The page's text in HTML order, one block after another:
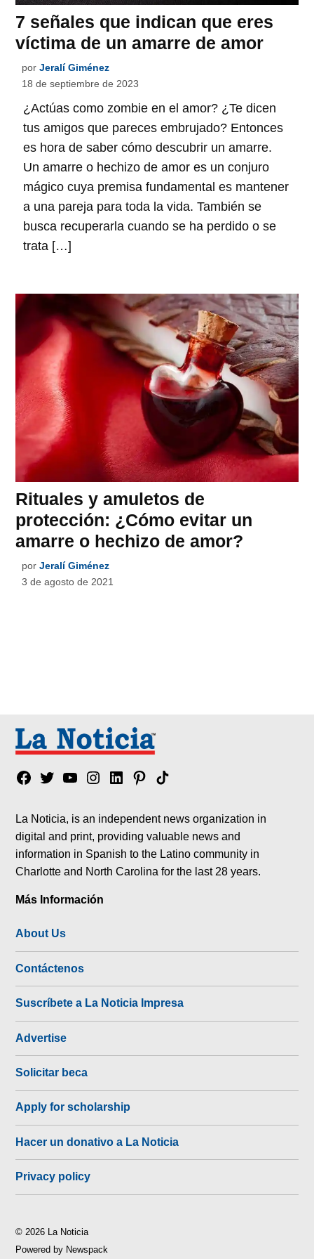
7 señales que indican que eres
víctima de un amarre de amor
por Jeralí Giménez
18 de septiembre de 2023
¿Actúas como zombie en el amor? ¿Te dicen
tus amigos que pareces embrujado? Entonces
es hora de saber cómo descubrir un amarre.
Un amarre o hechizo de amor es un conjuro
mágico cuya premisa fundamental es mantener
a una pareja para toda la vida. También se
busca recuperarla cuando se ha perdido o se
trata […]
Rituales y amuletos de
protección: ¿Cómo evitar un
amarre o hechizo de amor?
por Jeralí Giménez
3 de agosto de 2021
Facebook
TwitterYouTubeInstagram
LinkedinPinterest
Tik
La Noticia, is an independent news organization in
digital and print, providing valuable news and
information in Spanish to the Latino community in
Charlotte and North Carolina for the last 28 years.
Más Información
About Us
Contáctenos
Suscríbete a La Noticia Impresa
Advertise
Solicitar beca
Apply for scholarship
Hacer un donativo a La Noticia
Privacy policy
© 2026 La Noticia
Powered by Newspack